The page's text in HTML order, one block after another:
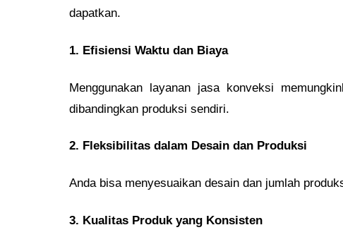
dapatkan.
1. Efisiensi Waktu dan Biaya
Menggunakan layanan jasa konveksi
dibandingkan produksi sendiri.
2. Fleksibilitas dalam Desain dan Produksi
Anda bisa menyesuaikan desain dan jumlah
3. Kualitas Produk yang Konsisten